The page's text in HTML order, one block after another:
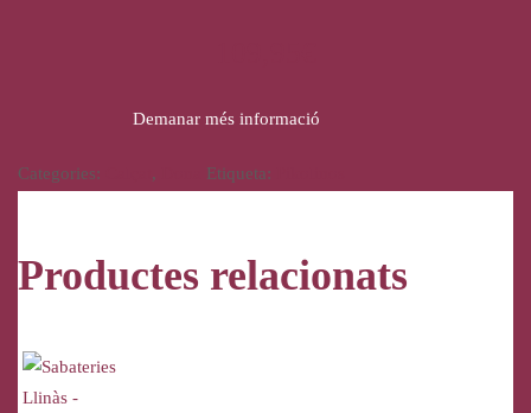
Demanar més informació
Categories: , Etiqueta:
Productes relacionats